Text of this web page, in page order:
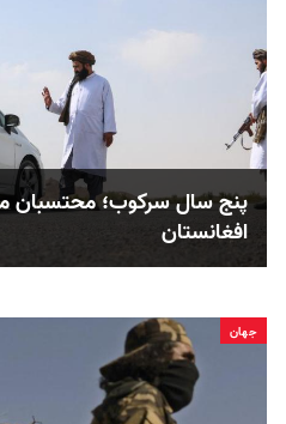
پنج سال سرکوب؛ محتسبان
افغانستان
جهان